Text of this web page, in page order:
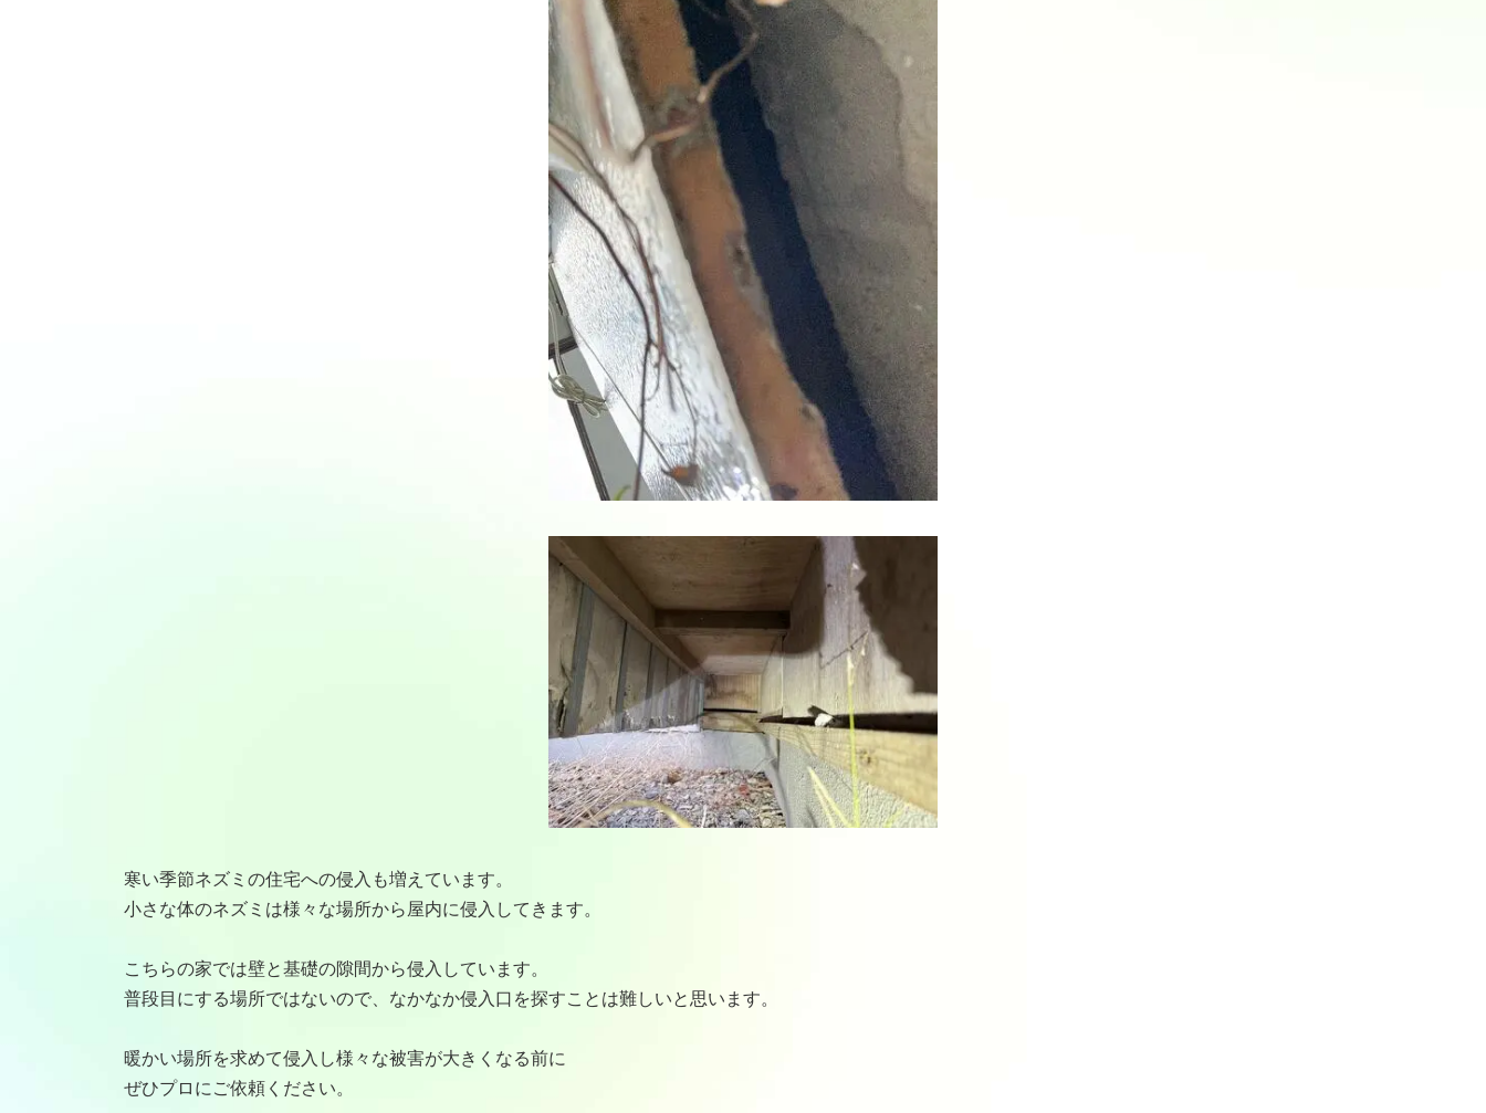
寒い季節ネズミの住宅への侵入も増えています。
小さな体のネズミは様々な場所から屋内に侵入してきます。
こちらの家では壁と基礎の隙間から侵入しています。
普段目にする場所ではないので、なかなか侵入口を探すことは難しいと思います。
暖かい場所を求めて侵入し様々な被害が大きくなる前に
ぜひプロにご依頼ください。